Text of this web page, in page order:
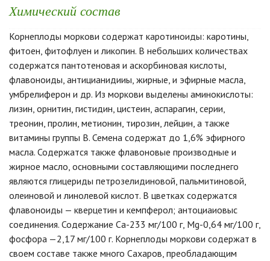
Химический состав
Корнеплоды моркови содержат каротиноиды: каротины,
фитоен, фитофлуен и ликопин. В небольших количествах
содержатся пантотеновая и аскорбиновая кислоты,
флавоноиды, антицианидииы, жирные, и эфирные масла,
умбрелиферон и др. Из моркови выделены аминокислоты:
лизин, орнитин, гистидин, цистеин, аспарагин, серии,
треонин, пролин, метионин, тирозин, лейцин, а также
витамины группы В. Семена содержат до 1,6% эфирного
масла. Содержатся также флавоновые производные и
жирное масло, основными составляющими последнего
являются глицериды петрозелидиновой, пальмитиновой,
олеиновой и линолевой кислот. В цветках содержатся
флавоноиды — кверцетин и кемпферол; антоциаиовыс
соединения. Содержание Са-233 мг/100 г, Mg-0,64 мг/100 г,
фосфора —2,17 мг/100 г. Корнеплоды моркови содержат в
своем составе также много Сахаров, преобладающим